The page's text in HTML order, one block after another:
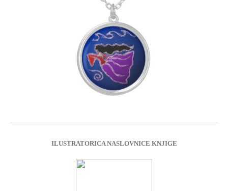
ILUSTRATORICA NASLOVNICE KNJIGE